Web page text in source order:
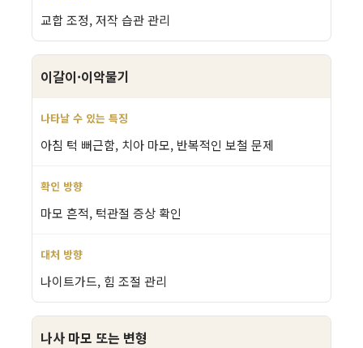
교합 조정, 저작 습관 관리
이갈이·이악물기
아침 턱 뻐근함, 치아 마모, 반복적인 보철 문제
마모 흔적, 턱관절 증상 확인
나이트가드, 힘 조절 관리
나사 마모 또는 변형